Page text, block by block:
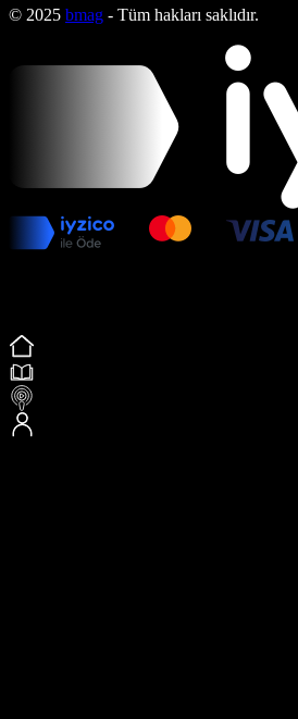
© 2025 bmag - Tüm hakları saklıdır.